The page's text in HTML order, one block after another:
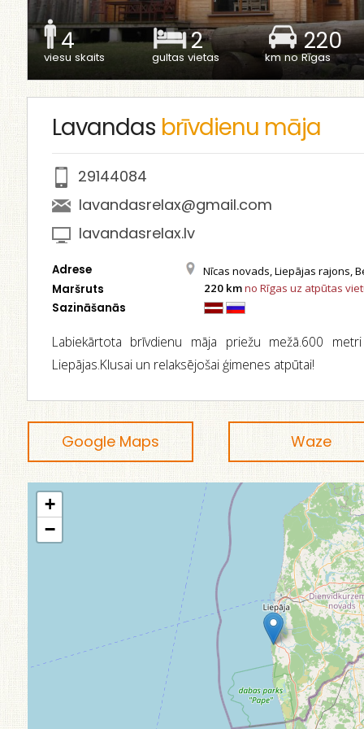
4
viesu skaits
2
gultas vietas
220
km no Rīgas
Lavandas brīvdienu māja
29144084
lavandasrelax@gmail.com
lavandasrelax.lv
Adrese Nīcas novads, Liepājas rajons,
Maršruts 220 kmno Rīgas uz atpūtas
Sazināšanās
Labiekārtota brīvdienu māja priežu mežā.600
Liepājas.Klusai un relaksējošai ģimenes atpūtai!
Google Maps Waze
+
−